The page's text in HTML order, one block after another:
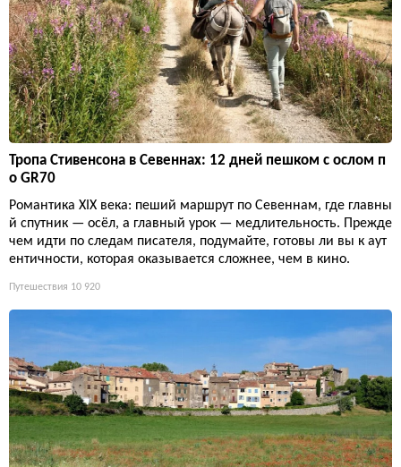
Тропа Стивенсона в Севеннах: 12 дней пешком с ослом п
о GR70
Романтика XIX века: пеший маршрут по Севеннам, где главны
й спутник — осёл, а главный урок — медлительность. Прежде
чем идти по следам писателя, подумайте, готовы ли вы к аут
ентичности, которая оказывается сложнее, чем в кино.
Путешествия 10 920